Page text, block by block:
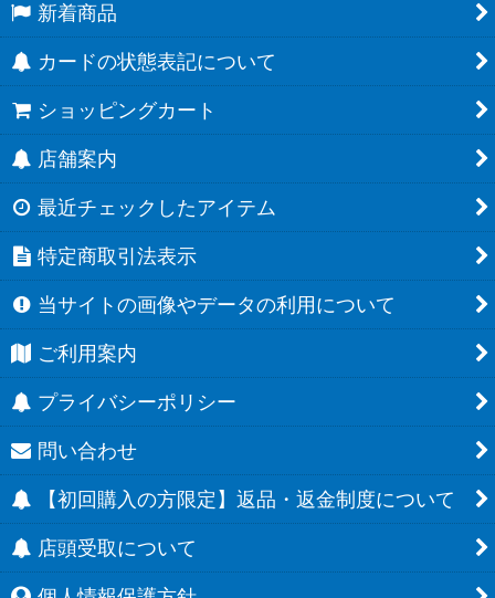
新着商品
カードの状態表記について
ショッピングカート
店舗案内
最近チェックしたアイテム
特定商取引法表示
当サイトの画像やデータの利用について
ご利用案内
プライバシーポリシー
問い合わせ
【初回購入の方限定】返品・返金制度について
店頭受取について